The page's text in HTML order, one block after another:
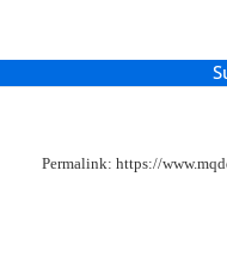
Permalink: https://